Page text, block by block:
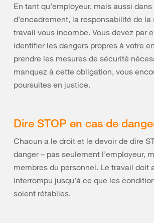
En tant qu’employeur, mais aussi
d’encadrement, la responsabilité de la
travail vous incombe. Vous devez par
identifier les dangers propres à votre
prendre les mesures de sécurité
manquez à cette obligation, vous
poursuites en justice.
Dire STOP en cas de
Chacun a le droit et le devoir de dire
danger – pas seulement l’employeur,
membres du personnel. Le travail doit
interrompu jusqu’à ce que les
soient rétablies.